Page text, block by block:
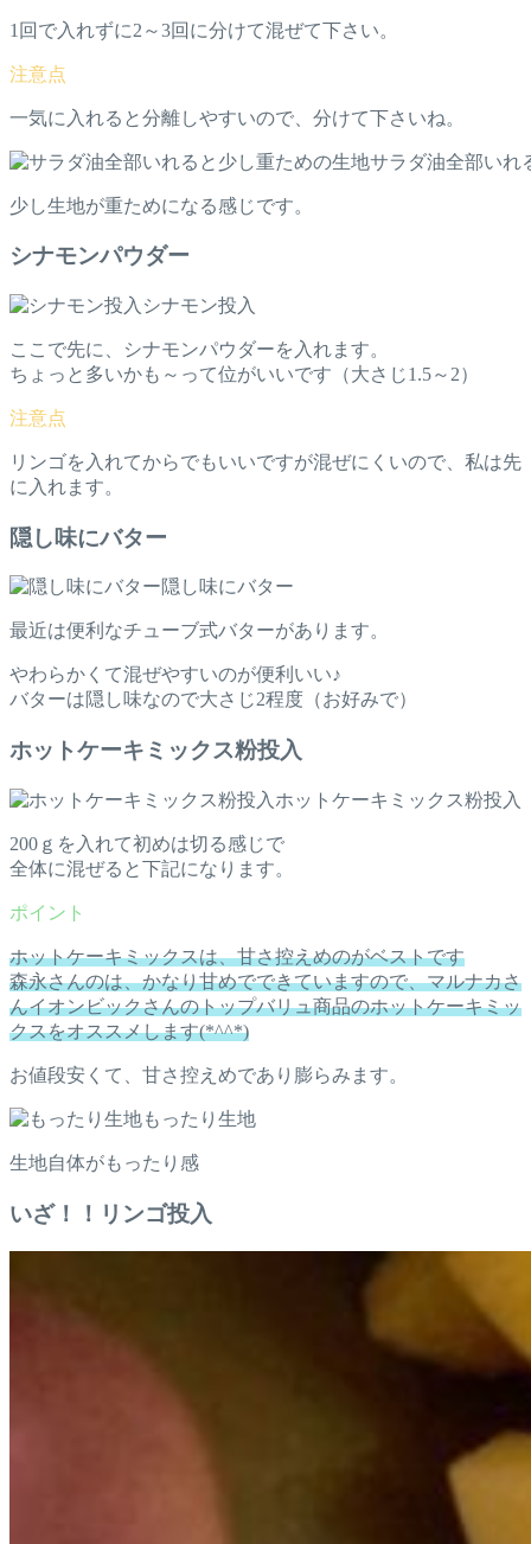
1回で入れずに2～3回に分けて混ぜて下さい。
一気に入れると分離しやすいので、分けて下さいね。
サラダ油全部いれ
少し生地が重ためになる感じです。
シナモンパウダー
シナモン投入
ここで先に、シナモンパウダーを入れます。
ちょっと多いかも～って位がいいです（大さじ1.5～2）
リンゴを入れてからでもいいですが混ぜにくいので、私は先
に入れます。
隠し味にバター
隠し味にバター
最近は便利なチューブ式バターがあります。
やわらかくて混ぜやすいのが便利いい♪
バターは隠し味なので大さじ2程度（お好みで）
ホットケーキミックス粉投入
ホットケーキミックス粉投入
200ｇを入れて初めは切る感じで
全体に混ぜると下記になります。
ホットケーキミックスは、甘さ控えめのがベストです
森永さんのは、かなり甘めでできていますので、マルナカさ
んイオンビックさんのトップバリュ商品のホットケーキミッ
クスをオススメします(*^^*)
お値段安くて、甘さ控えめであり膨らみます。
もったり生地
生地自体がもったり感
いざ！！リンゴ投入